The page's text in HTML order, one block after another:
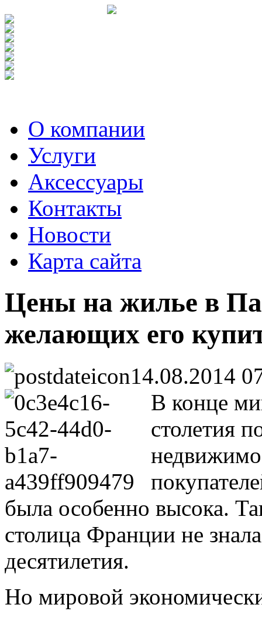
О компании
Услуги
Аксесcуары
Контакты
Новости
Карта сайта
Цены на жилье в
желающих его
14.08.2014
В конце
столетия
была особенно высока.
столица Франции не
десятилетия.
Но мировой